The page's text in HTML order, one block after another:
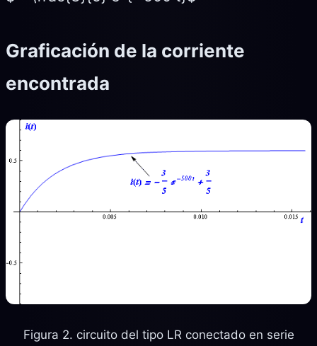
Graficación de la corriente
encontrada
Figura 2. circuito del tipo LR conectado en serie